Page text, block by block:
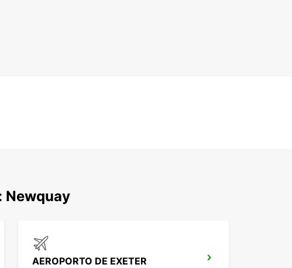
Newquay
AEROPORTO DE EXETER